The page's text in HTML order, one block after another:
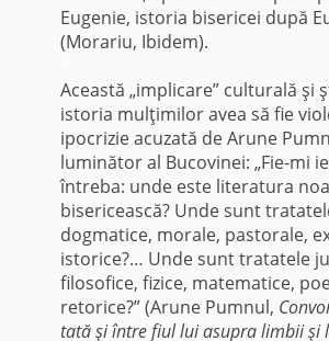
Eugenie, istoria bisericei după
(Morariu, Ibidem).
Această „implicare” culturală şi
istoria mulţimilor avea să fie
ipocrizie acuzată de Arune
luminător al Bucovinei: „Fie-mi
întreba: unde este literatura
bisericească? Unde sunt
dogmatice, morale, pastorale,
istorice?… Unde sunt tratatele
filosofice, fizice, matematice,
retorice?” (Arune Pumnul,
tată şi între fiul lui asupra limbii şi